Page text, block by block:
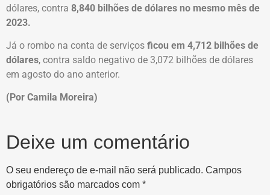
dólares, contra 8,840 bilhões de dólares no mesmo mês de
2023.
Já o rombo na conta de serviços ficou em 4,712 bilhões de
dólares, contra saldo negativo de 3,072 bilhões de dólares
em agosto do ano anterior.
(Por Camila Moreira)
Deixe um comentário
O seu endereço de e-mail não será publicado. Campos
obrigatórios são marcados com *